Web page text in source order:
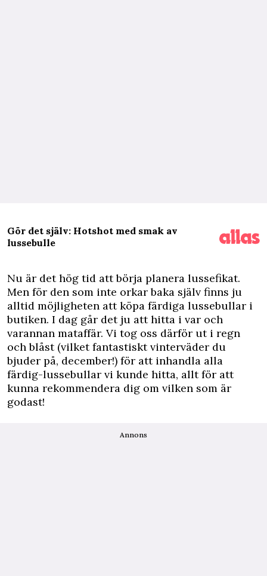
Gör det själv: Hotshot med smak av
lussebulle
Nu är det hög tid att börja planera lussefikat.
Men för den som inte orkar baka själv finns ju
alltid möjligheten att köpa färdiga lussebullar i
butiken. I dag går det ju att hitta i var och
varannan mataffär. Vi tog oss därför ut i regn
och blåst (vilket fantastiskt vinterväder du
bjuder på, december!) för att inhandla alla
färdig-lussebullar vi kunde hitta, allt för att
kunna rekommendera dig om vilken som är
godast!
Annons